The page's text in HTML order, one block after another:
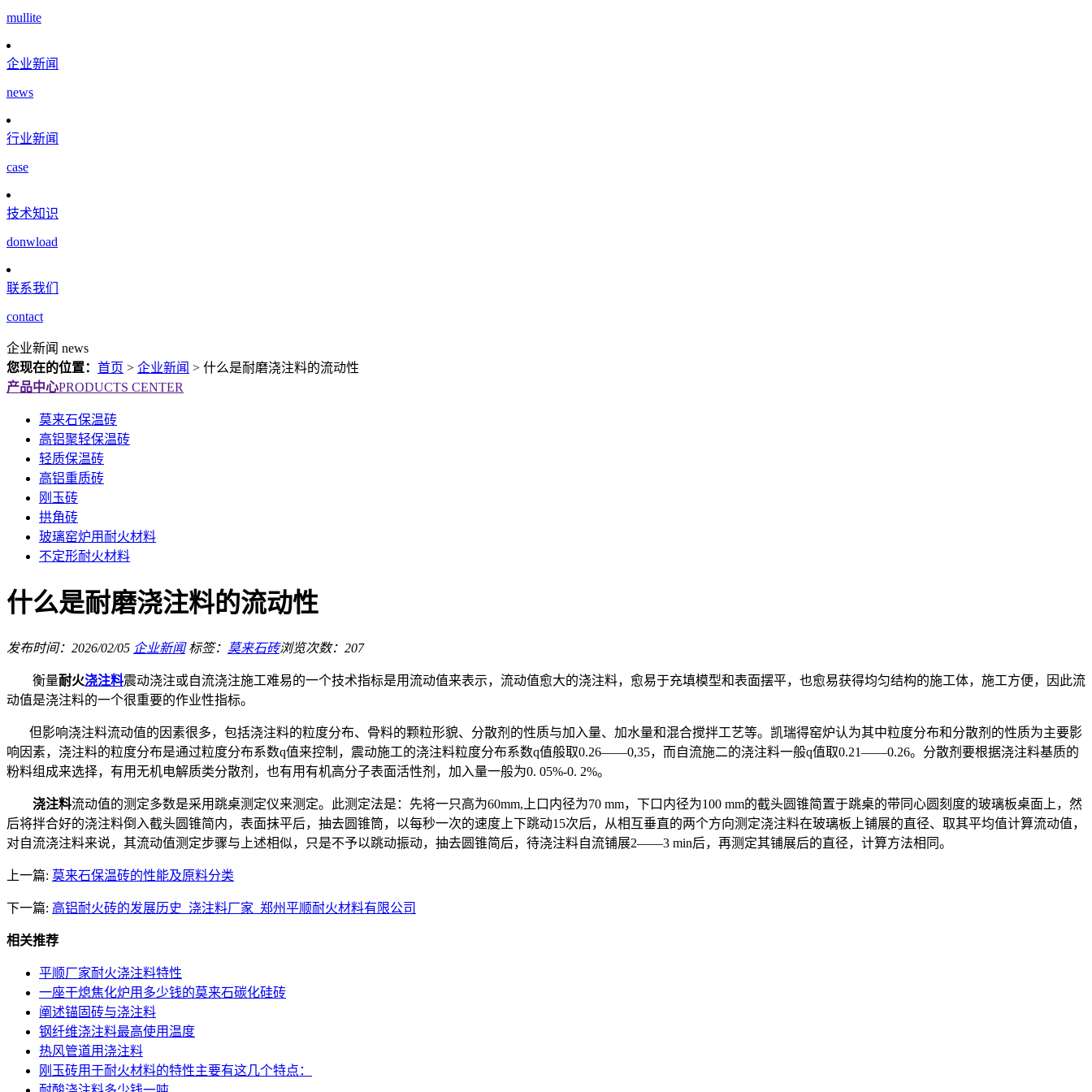
mullite
企业新闻
news
行业新闻
case
技术知识
donwload
联系我们
contact
企业新闻 news
您现在的位置： 首页 > 企业新闻 > 什么是耐磨浇注料的流动性
产品中心PRODUCTS CENTER
莫来石保温砖
高铝聚轻保温砖
轻质保温砖
高铝重质砖
刚玉砖
拱角砖
玻璃窑炉用耐火材料
不定形耐火材料
什么是耐磨浇注料的流动性
发布时间：2026/02/05 企业新闻 标签： 莫来石砖浏览次数：207
衡量耐火浇注料震动浇注或自流浇注施工难易的一个技术指标是用流动值来表示，流动值愈大的浇注料，愈易于充填模型和表面摆平，也愈易获得均匀结构的施工体，施工方便，因此流
动值是浇注料的一个很重要的作业性指标。
但影响浇注料流动值的因素很多，包括浇注料的粒度分布、骨料的颗粒形貌、分散剂的性质与加入量、加水量和混合搅拌工艺等。凯瑞得窑炉认为其中粒度分布和分散剂的性质为主要影
响因素，浇注料的粒度分布是通过粒度分布系数q值来控制，震动施工的浇注料粒度分布系数q值般取0.26——0,35，而自流施二的浇注料一般q值取0.21——0.26。分散剂要根据浇注料基质的
粉料组成来选择，有用无机电解质类分散剂，也有用有机高分子表面活性剂，加入量一般为0. 05%-0. 2%。
浇注料流动值的测定多数是采用跳桌测定仪来测定。此测定法是：先将一只高为60mm,上口内径为70 mm，下口内径为100 mm的截头圆锥简置于跳桌的带同心圆刻度的玻璃板桌面上，然
后将拌合好的浇注料倒入截头圆锥简内，表面抹平后，抽去圆锥筒，以每秒一次的速度上下跳动15次后，从相互垂直的两个方向测定浇注料在玻璃板上铺展的直径、取其平均值计算流动值，
对自流浇注料来说，其流动值测定步骤与上述相似，只是不予以跳动振动，抽去圆锥简后，待浇注料自流铺展2——3 min后，再测定其铺展后的直径，计算方法相同。
上一篇: 莫来石保温砖的性能及原料分类
下一篇: 高铝耐火砖的发展历史_浇注料厂家_郑州平顺耐火材料有限公司
相关推荐
平顺厂家耐火浇注料特性
一座干熄焦化炉用多少钱的莫来石碳化硅砖
阐述锚固砖与浇注料
钢纤维浇注料最高使用温度
热风管道用浇注料
刚玉砖用于耐火材料的特性主要有这几个特点：